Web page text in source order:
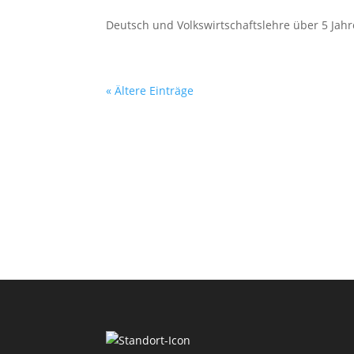
Deutsch und Volkswirtschaftslehre über 5
« Ältere Einträge